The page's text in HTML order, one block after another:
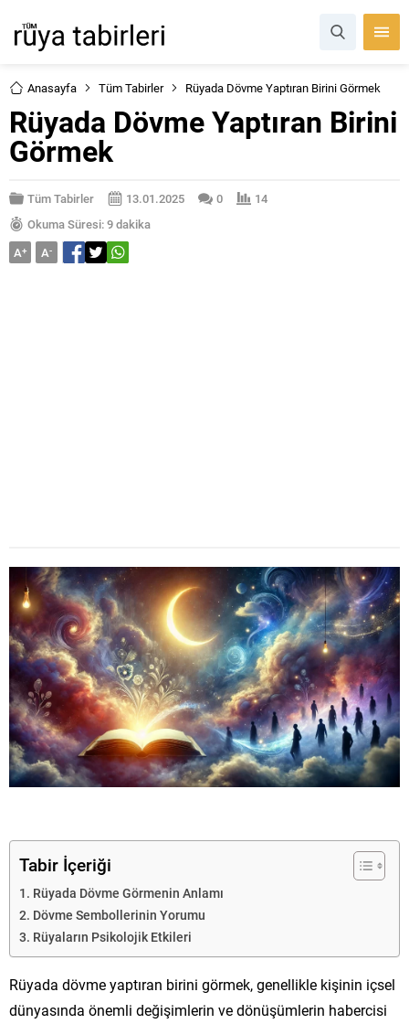
Anasayfa Tüm Tabirler Rüyada Dövme Yaptıran Birini Görmek
Rüyada Dövme Yaptıran Birini
Görmek
Tüm Tabirler 13.01.2025 0
14
Okuma Süresi: 9 dakika
A+ A-
Tabir İçeriği
Rüyada Dövme Görmenin Anlamı
Dövme Sembollerinin Yorumu
Rüyaların Psikolojik Etkileri
Rüyada dövme yaptıran birini görmek, genellikle kişinin içsel
dünyasında önemli değişimlerin ve dönüşümlerin habercisi